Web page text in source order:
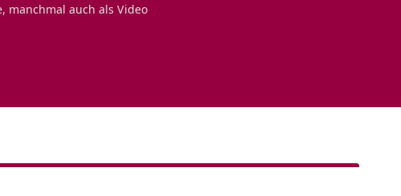
manchmal auch als Video